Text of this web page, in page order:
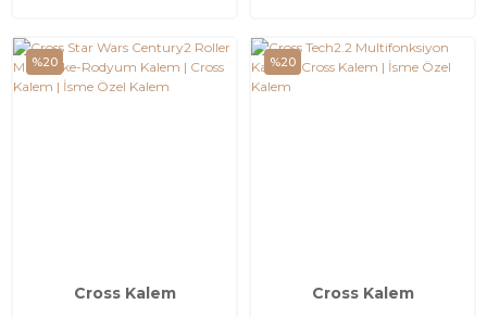
%20
Cross Kalem
%20
Cross Kalem